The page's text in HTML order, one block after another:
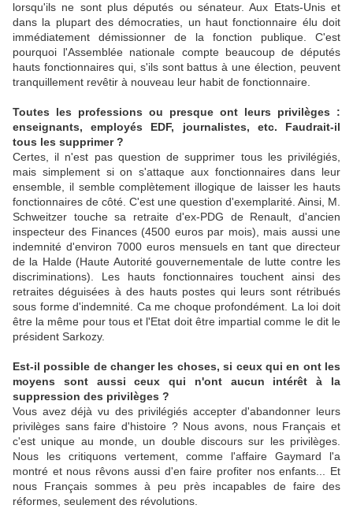
lorsqu'ils ne sont plus députés ou sénateur. Aux Etats-Unis et
dans la plupart des démocraties, un haut fonctionnaire élu doit
immédiatement démissionner de la fonction publique. C'est
pourquoi l'Assemblée nationale compte beaucoup de députés
hauts fonctionnaires qui, s'ils sont battus à une élection, peuvent
tranquillement revêtir à nouveau leur habit de fonctionnaire.
Toutes les professions ou presque ont leurs privilèges :
enseignants, employés EDF, journalistes, etc. Faudrait-il
tous les supprimer ?
Certes, il n'est pas question de supprimer tous les privilégiés,
mais simplement si on s'attaque aux fonctionnaires dans leur
ensemble, il semble complètement illogique de laisser les hauts
fonctionnaires de côté. C'est une question d'exemplarité. Ainsi, M.
Schweitzer touche sa retraite d'ex-PDG de Renault, d'ancien
inspecteur des Finances (4500 euros par mois), mais aussi une
indemnité d'environ 7000 euros mensuels en tant que directeur
de la Halde (Haute Autorité gouvernementale de lutte contre les
discriminations). Les hauts fonctionnaires touchent ainsi des
retraites déguisées à des hauts postes qui leurs sont rétribués
sous forme d'indemnité. Ca me choque profondément. La loi doit
être la même pour tous et l'Etat doit être impartial comme le dit le
président Sarkozy.
Est-il possible de changer les choses, si ceux qui en ont les
moyens sont aussi ceux qui n'ont aucun intérêt à la
suppression des privilèges ?
Vous avez déjà vu des privilégiés accepter d'abandonner leurs
privilèges sans faire d'histoire ? Nous avons, nous Français et
c'est unique au monde, un double discours sur les privilèges.
Nous les critiquons vertement, comme l'affaire Gaymard l'a
montré et nous rêvons aussi d'en faire profiter nos enfants... Et
nous Français sommes à peu près incapables de faire des
réformes, seulement des révolutions.